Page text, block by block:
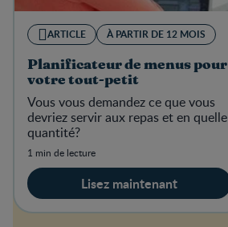
ARTICLE À PARTIR DE 12 MOIS
Planificateur de menus pour
votre tout-petit
Vous vous demandez ce que vous
devriez servir aux repas et en quelle
quantité?
1 min de lecture
Lisez maintenant